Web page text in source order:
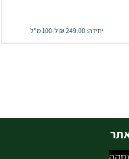
יחידה: 249.00 ₪ ל-100 מ"ל